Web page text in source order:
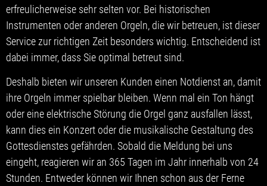
erfreulicherweise sehr selten vor. Bei historischen
Instrumenten oder anderen Orgeln, die wir betreuen, ist dieser
Service zur richtigen Zeit besonders wichtig. Entscheidend ist
dabei immer, dass Sie optimal betreut sind.
Deshalb bieten wir unseren Kunden einen Notdienst an, damit
ihre Orgeln immer spielbar bleiben. Wenn mal ein Ton hängt
oder eine elektrische Störung die Orgel ganz ausfallen lässt,
kann dies ein Konzert oder die musikalische Gestaltung des
Gottesdienstes gefährden. Sobald die Meldung bei uns
eingeht, reagieren wir an 365 Tagen im Jahr innerhalb von 24
Stunden. Entweder können wir Ihnen schon aus der Ferne